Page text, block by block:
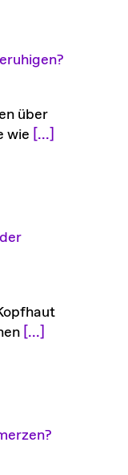
über
wie [...]
[...]